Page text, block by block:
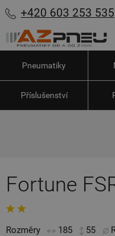
+420 603 253 535
Pneumatiky
Příslušenství
Fortune
Rozměry 185 55